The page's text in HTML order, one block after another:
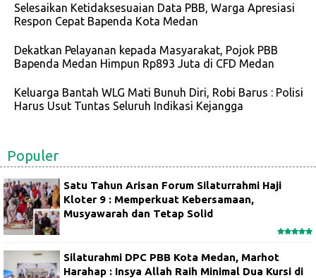
Selesaikan Ketidaksesuaian Data PBB, Warga Apresiasi
Respon Cepat Bapenda Kota Medan
Dekatkan Pelayanan kepada Masyarakat, Pojok PBB
Bapenda Medan Himpun Rp893 Juta di CFD Medan
Keluarga Bantah WLG Mati Bunuh Diri, Robi Barus : Polisi
Harus Usut Tuntas Seluruh Indikasi Kejangga
Populer
Satu Tahun Arisan Forum Silaturrahmi Haji
Kloter 9 : Memperkuat Kebersamaan,
Musyawarah dan Tetap Solid
Silaturahmi DPC PBB Kota Medan, Marhot
Harahap : Insya Allah Raih Minimal Dua Kursi di